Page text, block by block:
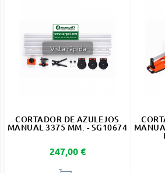
Vista rápida
CORTADOR DE AZULEJOS
MANUAL 3375 MM. - SG10674
Precio
247,00 €